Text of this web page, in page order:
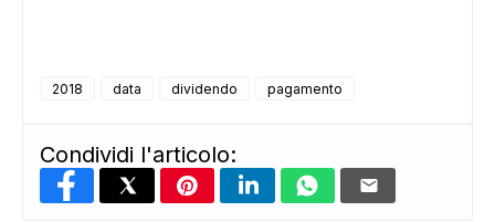
ADS
2018 data dividendo pagamento
Condividi l'articolo: